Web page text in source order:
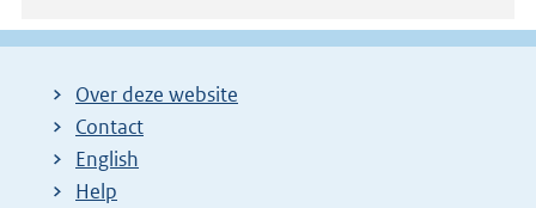
Over deze website
Contact
English
Help